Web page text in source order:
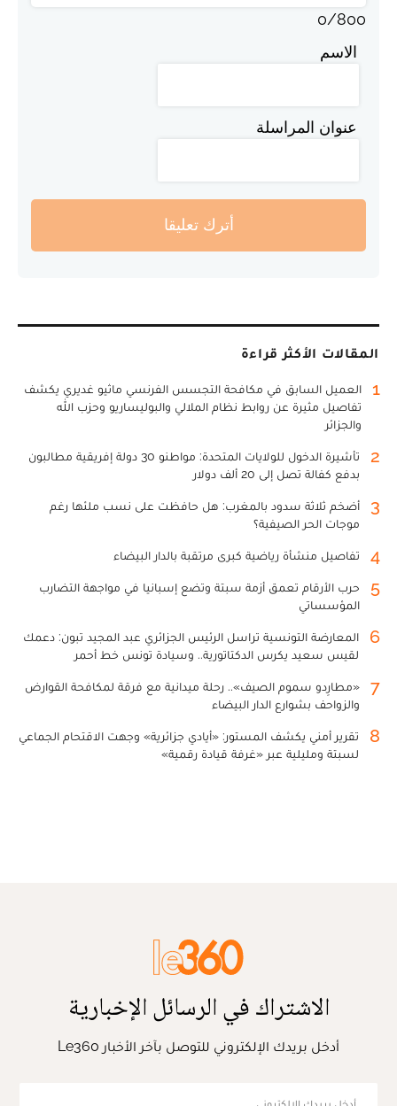
0/800
الاسم
عنوان المراسلة
أترك تعليقا
المقالات الأكثر قراءة
1
العميل السابق في مكافحة التجسس الفرنسي ماثيو غديري يكشف
تفاصيل مثيرة عن روابط نظام الملالي والبوليساريو وحزب الله
والجزائر
2
تأشيرة الدخول للولايات المتحدة: مواطنو 30 دولة إفريقية مطالبون
بدفع كفالة تصل إلى 20 ألف دولار
3
أضخم ثلاثة سدود بالمغرب: هل حافظت على نسب ملئها رغم
موجات الحر الصيفية؟
4 تفاصيل منشأة رياضية كبرى مرتقبة بالدار البيضاء
5
حرب الأرقام تعمق أزمة سبتة وتضع إسبانيا في مواجهة التضارب
المؤسساتي
6
المعارضة التونسية تراسل الرئيس الجزائري عبد المجيد تبون: دعمك
لقيس سعيد يكرس الدكتاتورية.. وسيادة تونس خط أحمر
7
«مطارِدو سموم الصيف».. رحلة ميدانية مع فرقة لمكافحة القوارض
والزواحف بشوارع الدار البيضاء
8
تقرير أمني يكشف المستور: «أيادي جزائرية» وجهت الاقتحام الجماعي
لسبتة ومليلية عبر «غرفة قيادة رقمية»
الاشتراك في الرسائل الإخبارية
أدخل بريدك الإلكتروني للتوصل بآخر الأخبار Le360